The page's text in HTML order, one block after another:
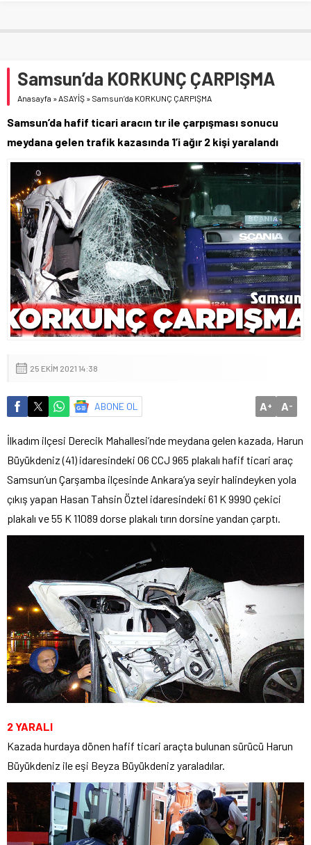
Samsun’da KORKUNÇ ÇARPIŞMA
Anasayfa »ASAYİŞ » Samsun’da KORKUNÇ ÇARPIŞMA
Samsun’da hafif ticari aracın tır ile çarpışması sonucu
meydana gelen trafik kazasında 1’i ağır 2 kişi yaralandı
25 EKIM 2021 14:38
ABONE OL A+ A-
İlkadım ilçesi Derecik Mahallesi’nde meydana gelen kazada, Harun
Büyükdeniz (41) idaresindeki 06 CCJ 965 plakalı hafif ticari araç
Samsun’un Çarşamba ilçesinde Ankara’ya seyir halindeyken yola
çıkış yapan Hasan Tahsin Öztel idaresindeki 61 K 9990 çekici
plakalı ve 55 K 11089 dorse plakalı tırın dorsine yandan çarptı.
2 YARALI
Kazada hurdaya dönen hafif ticari araçta bulunan sürücü Harun
Büyükdeniz ile eşi Beyza Büyükdeniz yaraladılar.